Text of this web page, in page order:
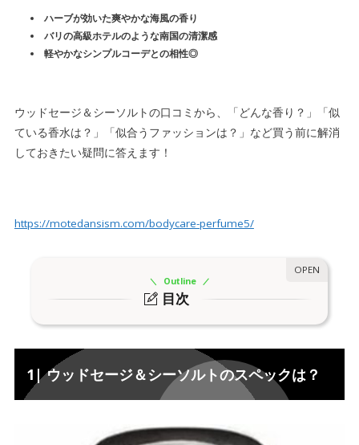
ハーブが効いた爽やかな海風の香り
バリの高級ホテルのような南国の清潔感
軽やかなシンプルコーデとの相性◎
ウッドセージ＆シーソルトの口コミから、「どんな香り？」「似
ている香水は？」「似合うファッションは？」など買う前に解消
しておきたい疑問に答えます！
https://motedansism.com/bodycare-perfume5/
目次
Outline
1.
1-1.トップノート”アンブレッドシード”
1-2.
ミドルノート”セージ”
1| ウッドセージ＆シーソルトのスペックは？